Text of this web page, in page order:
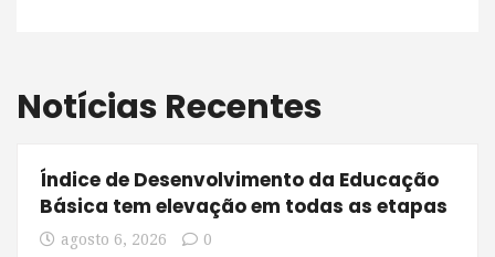
Notícias Recentes
Índice de Desenvolvimento da Educação
Básica tem elevação em todas as etapas
agosto 6, 2026 0